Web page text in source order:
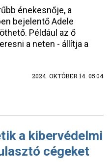
énekesnője, a
bejelentő Adele
Például az ő
a neten - állítja a
2024. OKTÓBER 14. 05:04
a kibervédelmi
cégeket